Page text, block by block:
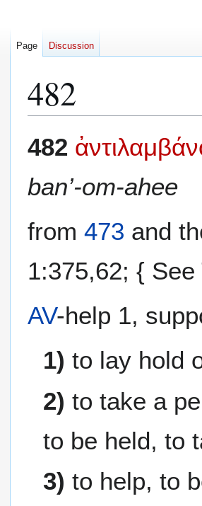
482
to
to
482
ban’-om-ahee
from 473 and
1:375,62; {
AV-help 1,
1) to lay hold
2) to take a
to be held, to
3) to help, to
Page Discussion